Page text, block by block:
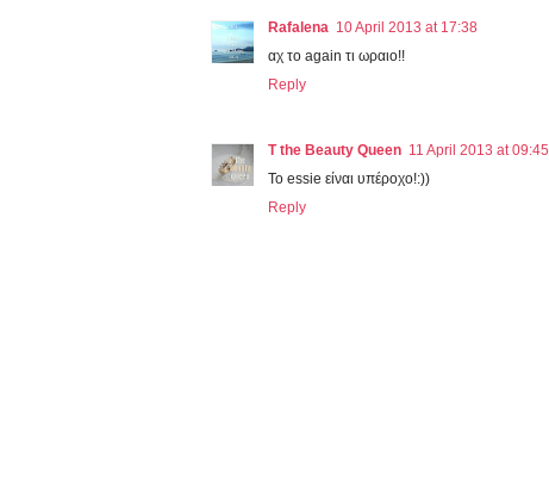
Rafalena 10 April 2013 at 17:38
αχ το again τι ωραιο!!
Reply
T the Beauty Queen 11 April 2013 at 09:45
Το essie είναι υπέροχο!:))
Reply